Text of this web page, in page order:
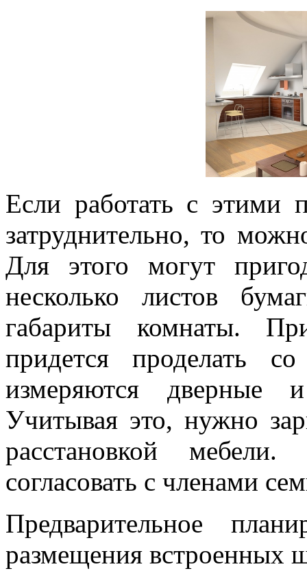
Если работать с этими
затруднительно, то
Для этого могут
несколько листов
габариты комнаты.
придется проделать
измеряются дверные
Учитывая это, нужно
расстановкой
согласовать с членами
Предварительное
размещения встроенных